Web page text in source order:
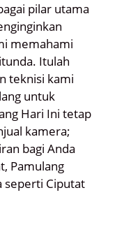
pilar utama
memahami
Itulah
teknisi kami
untuk
Hari Ini tetap
kamera;
bagi Anda
Pamulang
seperti Ciputat